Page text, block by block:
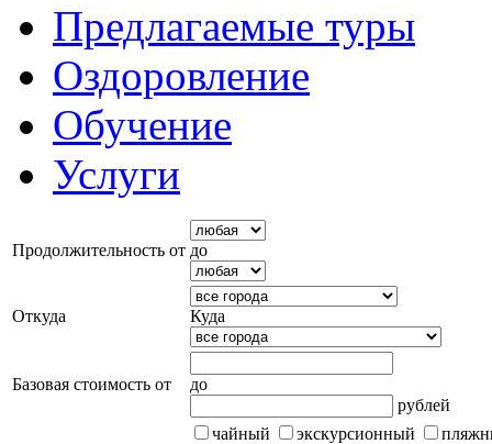
Предлагаемые туры
Оздоровление
Обучение
Услуги
Продолжительность от до
Откуда Куда
Базовая стоимость от
до
рублей
чайный экскурсионный